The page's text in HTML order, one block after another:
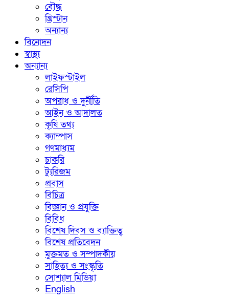
বৌদ্ধ
খ্রিস্টান
অন্যান্য
বিনোদন
স্বাস্থ্য
অন্যান্য
লাইফস্টাইল
রেসিপি
অপরাধ ও দুর্নীতি
আইন ও আদালত
কৃষি তথ্য
ক্যাম্পাস
গণমাধ্যম
চাকরি
ট্যুরিজম
প্রবাস
বিচিত্র
বিজ্ঞান ও প্রযুক্তি
বিবিধ
বিশেষ দিবস ও ব্যাক্তিত্ব
বিশেষ প্রতিবেদন
মুক্তমত ও সম্পাদকীয়
সাহিত্য ও সংস্কৃতি
সোশ্যাল মিডিয়া
English